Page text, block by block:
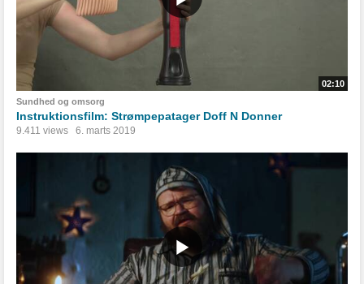
02:10
Sundhed og omsorg
Instruktionsfilm: Strømpepatager Doff N Donner
9.411 views 6. marts 2019